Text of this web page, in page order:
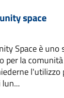
space
Space è uno
per la